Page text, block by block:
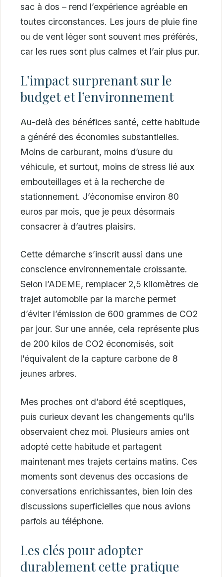
sac à dos – rend l’expérience agréable en
toutes circonstances. Les jours de pluie fine
ou de vent léger sont souvent mes préférés,
car les rues sont plus calmes et l’air plus pur.
L’impact surprenant sur le
budget et l’environnement
Au-delà des bénéfices santé, cette habitude
a généré des économies substantielles.
Moins de carburant, moins d’usure du
véhicule, et surtout, moins de stress lié aux
embouteillages et à la recherche de
stationnement. J’économise environ 80
euros par mois, que je peux désormais
consacrer à d’autres plaisirs.
Cette démarche s’inscrit aussi dans une
conscience environnementale croissante.
Selon l’ADEME, remplacer 2,5 kilomètres de
trajet automobile par la marche permet
d’éviter l’émission de 600 grammes de CO2
par jour. Sur une année, cela représente plus
de 200 kilos de CO2 économisés, soit
l’équivalent de la capture carbone de 8
jeunes arbres.
Mes proches ont d’abord été sceptiques,
puis curieux devant les changements qu’ils
observaient chez moi. Plusieurs amies ont
adopté cette habitude et partagent
maintenant mes trajets certains matins. Ces
moments sont devenus des occasions de
conversations enrichissantes, bien loin des
discussions superficielles que nous avions
parfois au téléphone.
Les clés pour adopter
durablement cette pratique